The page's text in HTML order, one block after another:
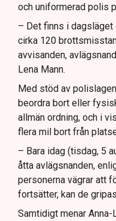
och uniformerad polis
– Det finns i
cirka 120
avvisanden,
Lena Mann.
Med stöd av
beordra bort eller
allmän ordning, och i
flera mil bort från
– Bara idag (tisdag, 5
åtta avlägsnanden,
personerna vägrar att
fortsätter, kan de
Samtidigt menar